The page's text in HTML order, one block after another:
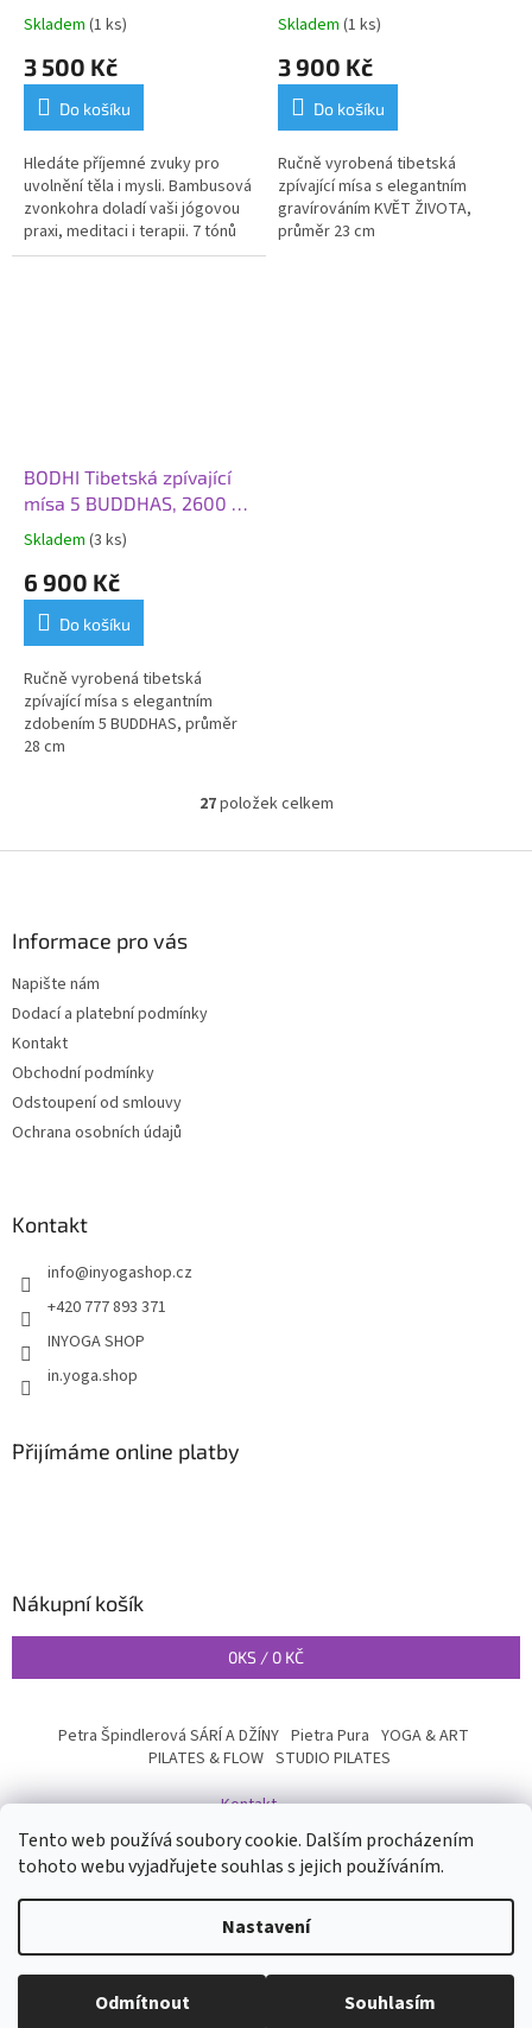
Tento web používá soubory cookie. Dalším procházením
tohoto webu vyjadřujete souhlas s jejich používáním.
Nastavení
Odmítnout Souhlasím
Skladem (1 ks)
3 500 Kč
Do košíku
Hledáte příjemné zvuky pro
uvolnění těla i mysli. Bambusová
zvonkohra doladí vaši jógovou
praxi, meditaci i terapii. 7 tónů
čaker v sadě za zvýhodněnou
Ø 23 cm
Skladem (1 ks)
3 900 Kč
Do košíku
Ručně vyrobená tibetská
zpívající mísa s elegantním
gravírováním KVĚT ŽIVOTA,
průměr 23 cm
BODHI Tibetská zpívající
mísa 5 BUDDHAS, 2600 g,
Ø 28 cm
Skladem (3 ks)
6 900 Kč
Do košíku
Ručně vyrobená tibetská
zpívající mísa s elegantním
zdobením 5 BUDDHAS, průměr
28 cm
O
l
27položek celkem
Informace pro vás
Napište nám
Dodací a platební podmínky
Kontakt
Obchodní podmínky
Odstoupení od smlouvy
Ochrana osobních údajů
Kontakt
info@inyogashop.cz
+420 777 893 371
INYOGA SHOP
in.yoga.shop
Přijímáme online platby
Nákupní košík
0KS / 0 KČ
Petra Špindlerová SÁRÍ A DŽÍNY Pietra Pura YOGA & ART
PILATES & FLOW STUDIO PILATES
Kontakt
Copyright 2026INYOGA SHOP. Všechna práva vyhrazena.Upravit